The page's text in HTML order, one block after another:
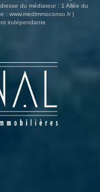
du médiateur : 1 Allée du
: www.medimmoconso.fr|
indépendante